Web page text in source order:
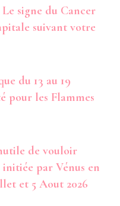
signe du Cancer
suivant votre
du 13 au 19
pour les Flammes
de vouloir
par Vénus en
et 5 Aout 2026